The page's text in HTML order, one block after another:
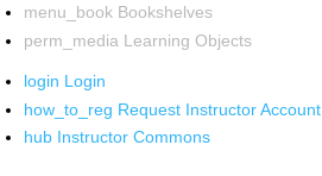
menu_book Bookshelves
perm_media Learning Objects
login Login
how_to_reg Request Instructor Account
hub Instructor Commons